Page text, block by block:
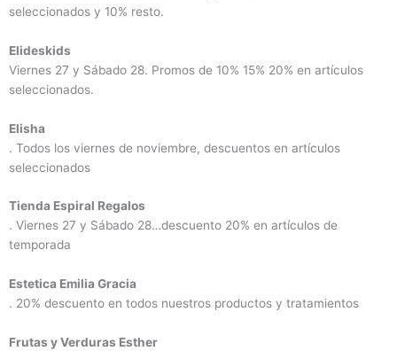
seleccionados y 10% resto.
Elideskids
Viernes 27 y Sábado 28. Promos de 10% 15% 20% en artículos
seleccionados.
Elisha
. Todos los viernes de noviembre, descuentos en artículos
seleccionados
Tienda Espiral Regalos
. Viernes 27 y Sábado 28…descuento 20% en artículos de
temporada
Estetica Emilia Gracia
. 20% descuento en todos nuestros productos y tratamientos
Frutas y Verduras Esther